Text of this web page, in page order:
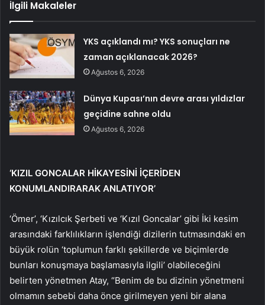
İlgili Makaleler
YKS açıklandı mı? YKS sonuçları ne
zaman açıklanacak 2026?
Ağustos 6, 2026
Dünya Kupası’nın devre arası yıldızlar
geçidine sahne oldu
Ağustos 6, 2026
‘KIZIL GONCALAR HİKAYESİNİ İÇERİDEN
KONUMLANDIRARAK ANLATIYOR’
‘Ömer’, ‘Kızılcık Şerbeti ve ‘Kızıl Goncalar’ gibi İki kesim
arasındaki farklılıkların işlendiği dizilerin tutmasındaki en
büyük rolün ‘toplumun farklı şekillerde ve biçimlerde
bunları konuşmaya başlamasıyla ilgili’ olabileceğini
belirten yönetmen Atay, “Benim de bu dizinin yönetmeni
olmamın sebebi daha önce girilmeyen yeni bir alana